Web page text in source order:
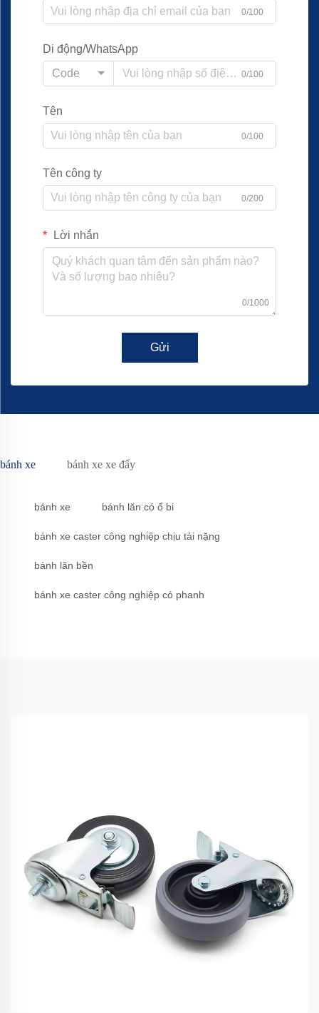
0/100
Di động/WhatsApp
Code
0/100
Tên
0/100
Tên công ty
0/200
Lời nhắn
0/1000
Gửi
bánh xe bánh xe xe đẩy
bánh xe bánh lăn có ổ bi
bánh xe caster công nghiệp chịu tải nặng
bánh lăn bền
bánh xe caster công nghiệp có phanh